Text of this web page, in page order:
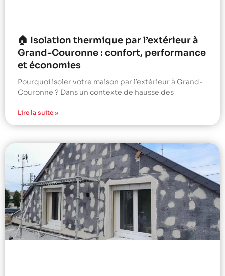
🏠 Isolation thermique par l’extérieur à
Grand-Couronne : confort, performance
et économies
Pourquoi isoler votre maison par l’extérieur à Grand-
Couronne ? Dans un contexte de hausse des
Lire la suite »